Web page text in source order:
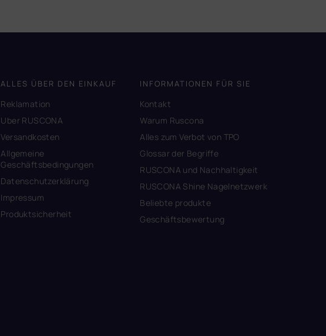
ALLES ÜBER DEN EINKAUF
Reklamation
Uber RUSCONA
Versandkosten
Allgemeine
Geschäftsbedingungen
Datenschutzerklärung
Impressum
Produktsicherheit
INFORMATIONEN FÜR SIE
Kontakt
Warum Ruscona
Alles zum Verbot von TPO
Glossar der Begriffe
RUSCONA und Nachhaltigkeit
RUSCONA Shine Nagelnetzwerk
Beliebte produkte
Geschäftsbewertung